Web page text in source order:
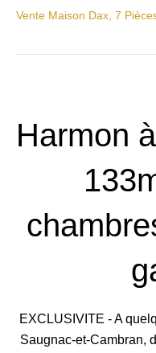
Vente Maison Dax, 7
Harmon
EXCLUSIVITE - A
Saugnac-et-Cambran,